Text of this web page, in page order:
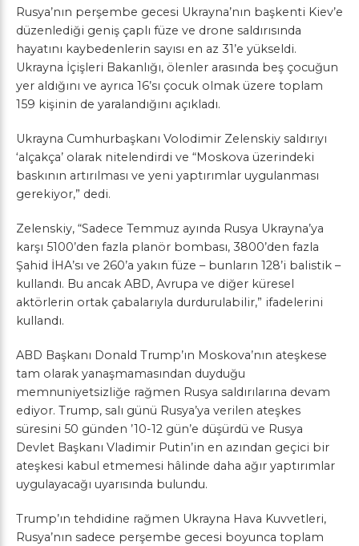
Rusya’nın perşembe gecesi Ukrayna’nın başkenti Kiev’e
düzenlediği geniş çaplı füze ve drone saldırısında
hayatını kaybedenlerin sayısı en az 31’e yükseldi.
Ukrayna İçişleri Bakanlığı, ölenler arasında beş çocuğun
yer aldığını ve ayrıca 16’sı çocuk olmak üzere toplam
159 kişinin de yaralandığını açıkladı.
Ukrayna Cumhurbaşkanı Volodimir Zelenskiy saldırıyı
‘alçakça’ olarak nitelendirdi ve “Moskova üzerindeki
baskının artırılması ve yeni yaptırımlar uygulanması
gerekiyor,” dedi.
Zelenskiy, “Sadece Temmuz ayında Rusya Ukrayna’ya
karşı 5100’den fazla planör bombası, 3800’den fazla
Şahid İHA’sı ve 260’a yakın füze – bunların 128’i balistik –
kullandı. Bu ancak ABD, Avrupa ve diğer küresel
aktörlerin ortak çabalarıyla durdurulabilir,” ifadelerini
kullandı.
ABD Başkanı Donald Trump’ın Moskova’nın ateşkese
tam olarak yanaşmamasından duyduğu
memnuniyetsizliğe rağmen Rusya saldırılarına devam
ediyor. Trump, salı günü Rusya’ya verilen ateşkes
süresini 50 günden ’10-12 gün’e düşürdü ve Rusya
Devlet Başkanı Vladimir Putin’in en azından geçici bir
ateşkesi kabul etmemesi hâlinde daha ağır yaptırımlar
uygulayacağı uyarısında bulundu.
Trump’ın tehdidine rağmen Ukrayna Hava Kuvvetleri,
Rusya’nın sadece perşembe gecesi boyunca toplam